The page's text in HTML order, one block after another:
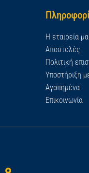
Η εταιρεία
Αποστολές
Πολιτική
Υποστήριξη
Αγαπημένα
Επικοινωνία